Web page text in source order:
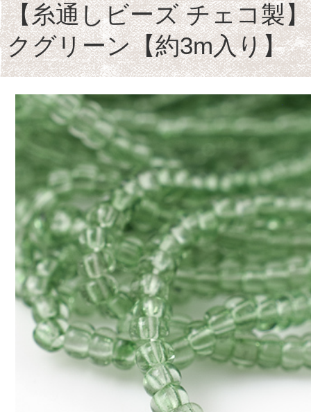
【糸通しビーズ チェコ製
クグリーン【約3m入り】